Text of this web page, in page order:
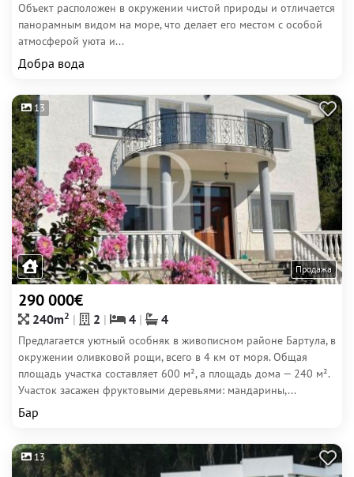
Объект расположен в окружении чистой природы и отличается
панорамным видом на море, что делает его местом с особой
атмосферой уюта и...
Добра вода
13
Продажа
290 000€
240m2 2 4 4
Предлагается уютный особняк в живописном районе Бартула, в
окружении оливковой рощи, всего в 4 км от моря. Общая
площадь участка составляет 600 м², а площадь дома — 240 м².
Участок засажен фруктовыми деревьями: мандарины,...
Бар
13